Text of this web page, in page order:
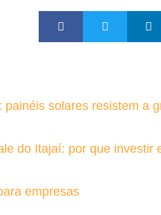
solares resistem a
do Itajaí: por que investir
empresas